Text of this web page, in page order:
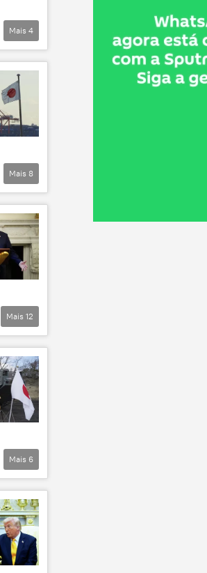
Mais 4
Mais 8
Mais 12
Mais 6